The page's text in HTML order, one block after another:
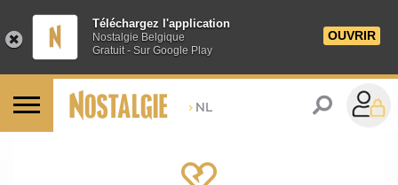
Téléchargez l'application
Nostalgie Belgique
Gratuit - Sur Google Play
OUVRIR
> NL